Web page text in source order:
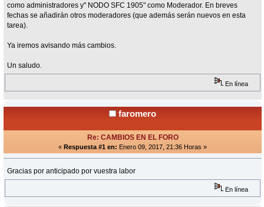
como administradores y" NODO SFC 1905" como Moderador. En breves
fechas se añadirán otros moderadores (que además serán nuevos en esta
tarea).
Ya iremos avisando más cambios.
Un saludo.
En línea
faromero
Re: CAMBIOS EN EL FORO
« Respuesta #1 en: Enero 09, 2017, 21:36 Horas »
Gracias por anticipado por vuestra labor
En línea